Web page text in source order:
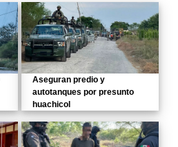
Aseguran predio y
autotanques por presunto
huachicol